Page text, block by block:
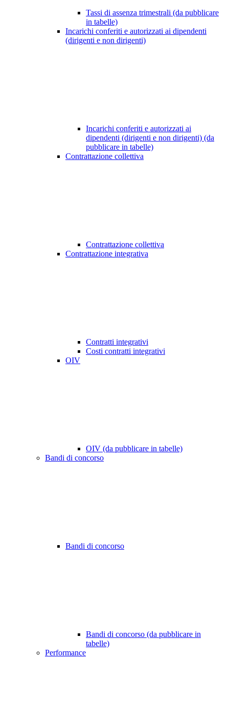
Tassi di assenza trimestrali (da pubblicare
in tabelle)
Incarichi conferiti e autorizzati ai dipendenti
(dirigenti e non dirigenti)
Incarichi conferiti e autorizzati ai
dipendenti (dirigenti e non dirigenti) (da
pubblicare in tabelle)
Contrattazione collettiva
Contrattazione collettiva
Contrattazione integrativa
Contratti integrativi
Costi contratti integrativi
OIV
OIV (da pubblicare in tabelle)
Bandi di concorso
Bandi di concorso
Bandi di concorso (da pubblicare in
tabelle)
Performance